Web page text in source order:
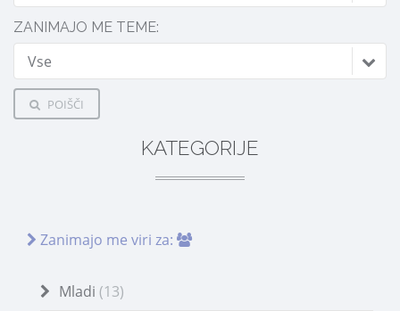
ZANIMAJO ME TEME:
Vse
POIŠČI
KATEGORIJE
Zanimajo me viri za:
Mladi (13)